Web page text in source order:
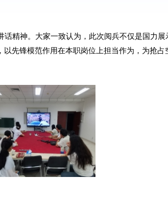
精神。大家一致认为，此次阅兵不仅是国力展
先锋模范作用在本职岗位上担当作为，为抢占